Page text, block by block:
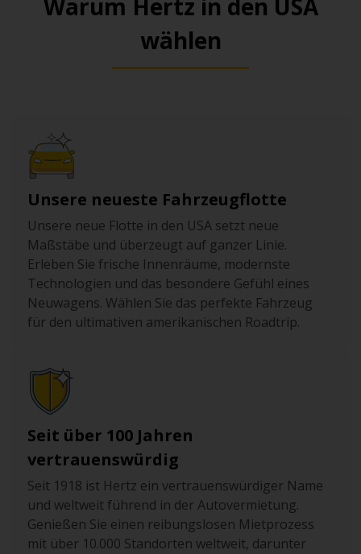
Warum Hertz in den USA
wählen
Unsere neueste Fahrzeugflotte
Unsere neue Flotte in den USA setzt neue
Maßstäbe und überzeugt auf ganzer Linie.
Erleben Sie frische Innenräume, modernste
Technologien und das besondere Gefühl eines
Neuwagens. Wählen Sie das perfekte Fahrzeug
für den ultimativen amerikanischen Roadtrip.
Seit über 100 Jahren
vertrauenswürdig
Seit 1918 ist Hertz ein vertrauenswürdiger Name
und weltweit führend in der Autovermietung.
Genießen Sie einen reibungslosen Mietprozess
mit über 10.000 Standorten weltweit, darunter